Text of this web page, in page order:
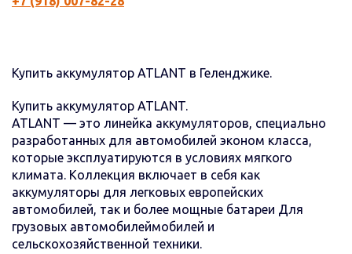
Купить аккумулятор ATLANT в Геленджике.
Купить аккумулятор ATLANT.
ATLANT — это линейка аккумуляторов, специально
разработанных для автомобилей эконом класса,
которые эксплуатируются в условиях мягкого
климата. Коллекция включает в себя как
аккумуляторы для легковых европейских
автомобилей, так и более мощные батареи Для
грузовых автомобилеймобилей и
сельскохозяйственной техники.